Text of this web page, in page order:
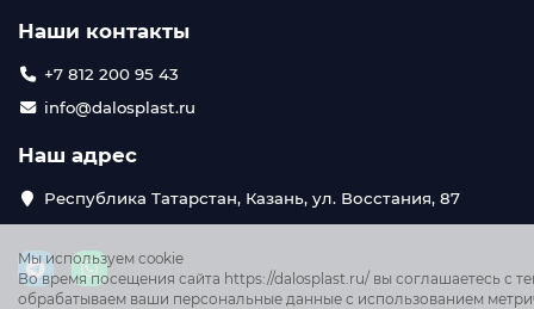
Мы используем cookie
Во время посещения сайта https://dalosplast.ru/ вы соглашаетесь с
обрабатываем ваши персональные данные с использованием
Наши контакты
+7 812 200 95 43
info@dalosplast.ru
Наш адрес
Республика Татарстан, Казань, ул. Восстания, 87